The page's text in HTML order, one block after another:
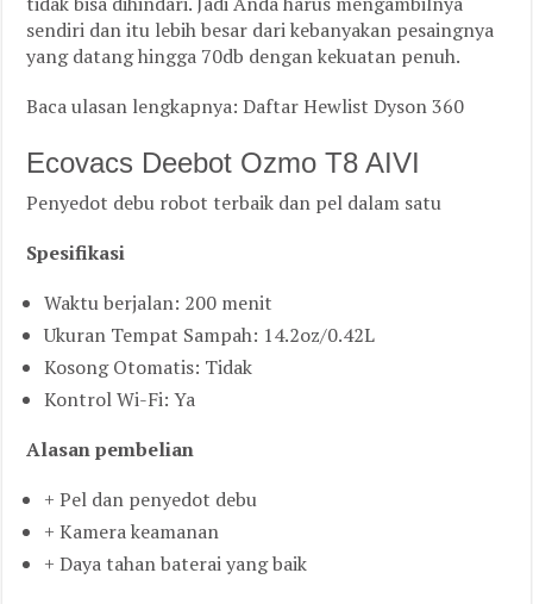
sendiri dan itu lebih besar dari kebanyakan pesaingnya
yang datang hingga 70db dengan kekuatan penuh.
Baca ulasan lengkapnya: Daftar Hewlist Dyson 360
Ecovacs Deebot Ozmo T8 AIVI
Penyedot debu robot terbaik dan pel dalam satu
Spesifikasi
Waktu berjalan: 200 menit
Ukuran Tempat Sampah: 14.2oz/0.42L
Kosong Otomatis: Tidak
Kontrol Wi-Fi: Ya
Alasan pembelian
+ Pel dan penyedot debu
+ Kamera keamanan
+ Daya tahan baterai yang baik